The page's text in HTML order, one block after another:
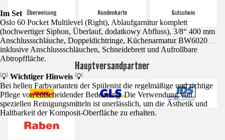
Im Set
Oslo 60 Pocket Multilevel (Right), Ablaufgarnitur komplett
(hochwertiger Siphon, Überlauf, dodatkowy Abfluss), 3/8“ 400 mm
Anschlussschläuche, Doppeldichtringe, Küchenarmatur BW6020
inklusive Anschlussschläuchen, Schneidebrett und Aufrollbare
Abtropffläche.
💡 Wichtiger Hinweis 💡
Bei hellen Farbvarianten der Spülenist die regelmäßige und richtige
Pflege von entscheidender Bedeutung. Die Verwendung von
speziellen Reinigungsmitteln ist unerlässlich, um die Ästhetik und
Haltbarkeit der Komposit-Oberfläche zu erhalten.
Hauptversandpartner